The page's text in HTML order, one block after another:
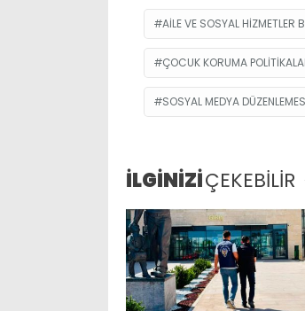
AILE VE SOSYAL HIZMETLER
ÇOCUK KORUMA
SOSYAL MEDYA
İLGİNİZİÇEKEBİLİR